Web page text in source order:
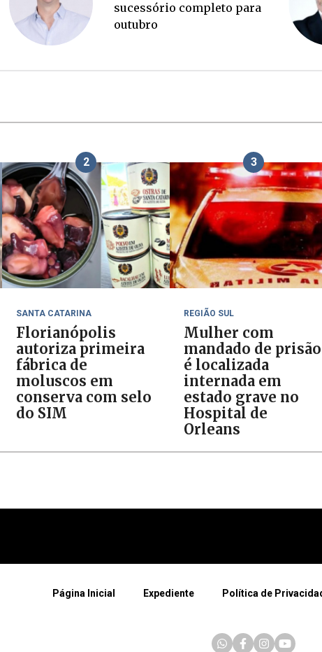
quem
palanque eleitoral
2
SANTA CATARINA
Florianópolis
autoriza primeira
fábrica de
moluscos em
conserva com selo
do SIM
3
REGIÃO SUL
Mulher com
mandado de prisão
é localizada
internada em
estado grave no
Hospital de
Orleans
Página Inicial Expediente Política de